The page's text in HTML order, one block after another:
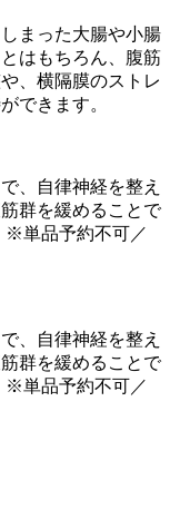
まった大腸や小腸
はもちろん、腹筋
、横隔膜のストレ
できます。
、自律神経を整え
群を緩めることで
※単品予約不可／
、自律神経を整え
群を緩めることで
※単品予約不可／